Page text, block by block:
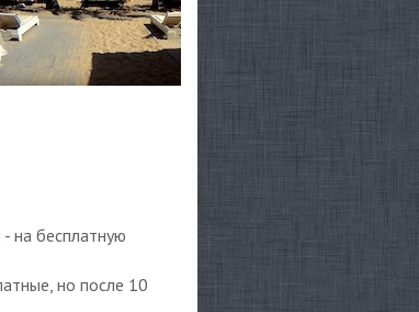
на бесплатную
но после 10